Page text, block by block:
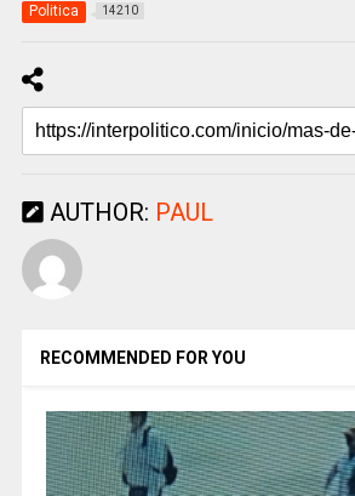
Politica 14210
AUTHOR: PAUL
RECOMMENDED FOR YOU